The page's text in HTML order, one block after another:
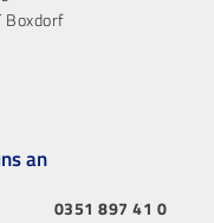
Boxdorf
an
0351 897 41 0